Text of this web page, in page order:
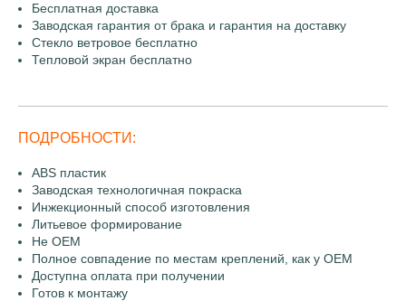
Бесплатная доставка
Заводская гарантия от брака и гарантия на доставку
Стекло ветровое бесплатно
Тепловой экран бесплатно
ПОДРОБНОСТИ:
ABS пластик
Заводская технологичная покраска
Инжекционный способ изготовления
Литьевое формирование
Не OEM
Полное совпадение по местам креплений, как у OEM
Доступна оплата при получении
Готов к монтажу